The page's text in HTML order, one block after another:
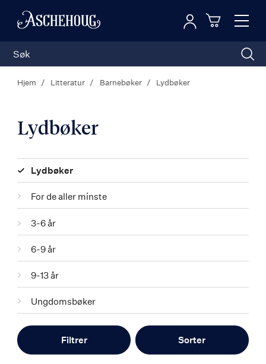
Toggle
Logg inn
Hjem Litteratur Barnebøker Lydbøker
Lydbøker
Kategorier
Lydbøker
For de aller minste
3-6 år
6-9 år
9-13 år
Ungdomsbøker
Filtrer Sorter